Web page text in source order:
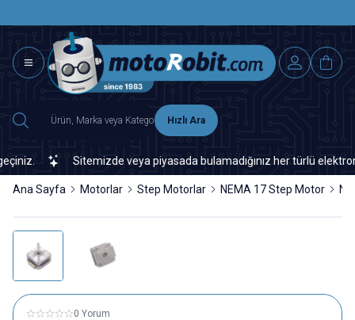
Hızlı Ara
Sitemizde veya piyasada bulamadığınız her türlü
Ana Sayfa Motorlar Step Motorlar NEMA 17 Step Motor
0 Yorum